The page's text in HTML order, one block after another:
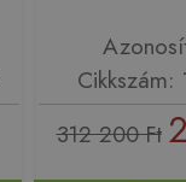
312 200 Ft